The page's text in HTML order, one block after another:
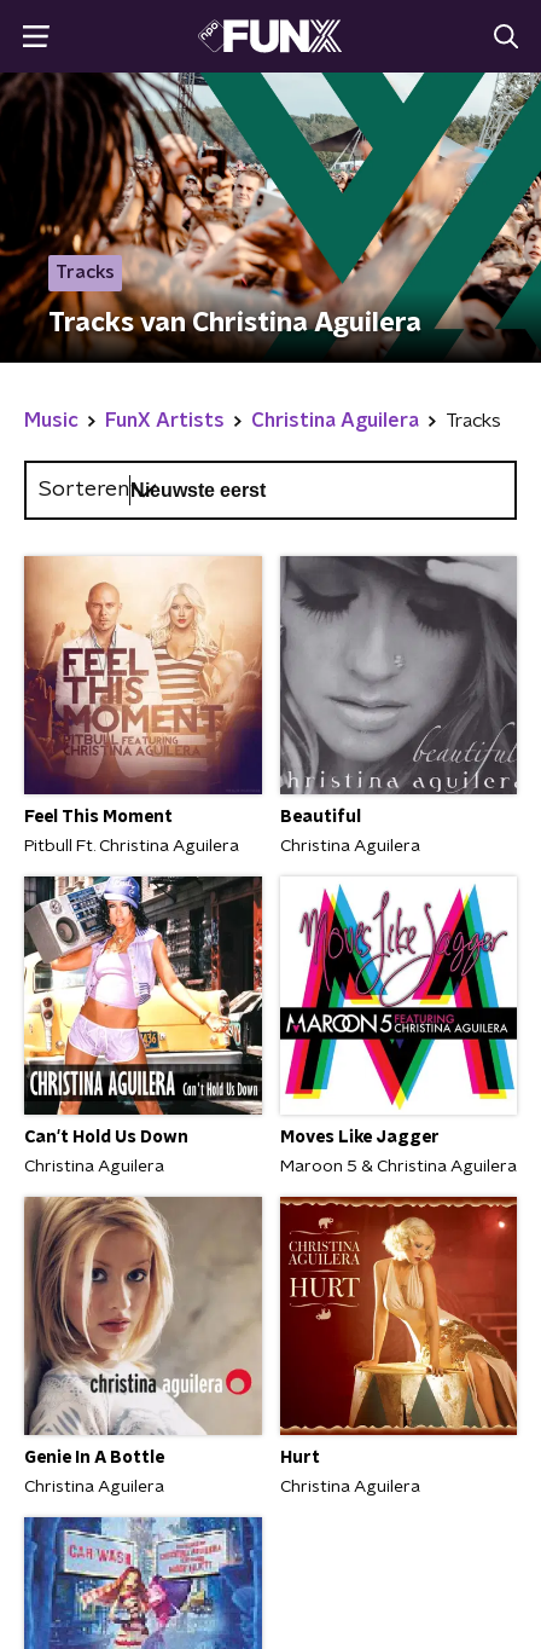
Tracks
Tracks van Christina Aguilera
Music FunX Artists Christina Aguilera Tracks
Sorteren
Feel This Moment
Pitbull Ft. Christina Aguilera
Beautiful
Christina Aguilera
Can't Hold Us Down
Christina Aguilera
Moves Like Jagger
Maroon 5 & Christina Aguilera
Genie In A Bottle
Christina Aguilera
Hurt
Christina Aguilera